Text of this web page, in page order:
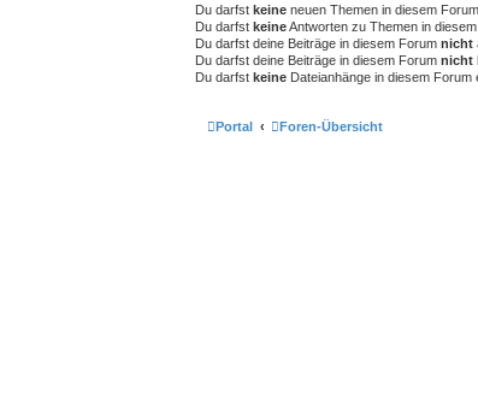
Du darfst keine neuen Themen in diesem
Du darfst keineAntworten zu Themen in
Du darfst deine Beiträge in diesem Forum nicht
Du darfst deine Beiträge in diesem Forum nicht
Du darfst keine Dateianhänge in diesem Forum
Portal Foren-Übersicht